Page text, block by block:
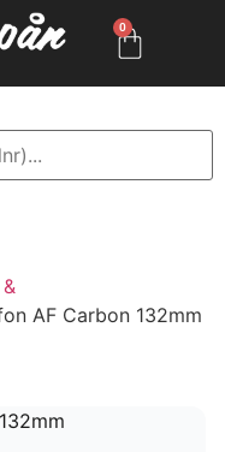
0
AF Carbon 132mm